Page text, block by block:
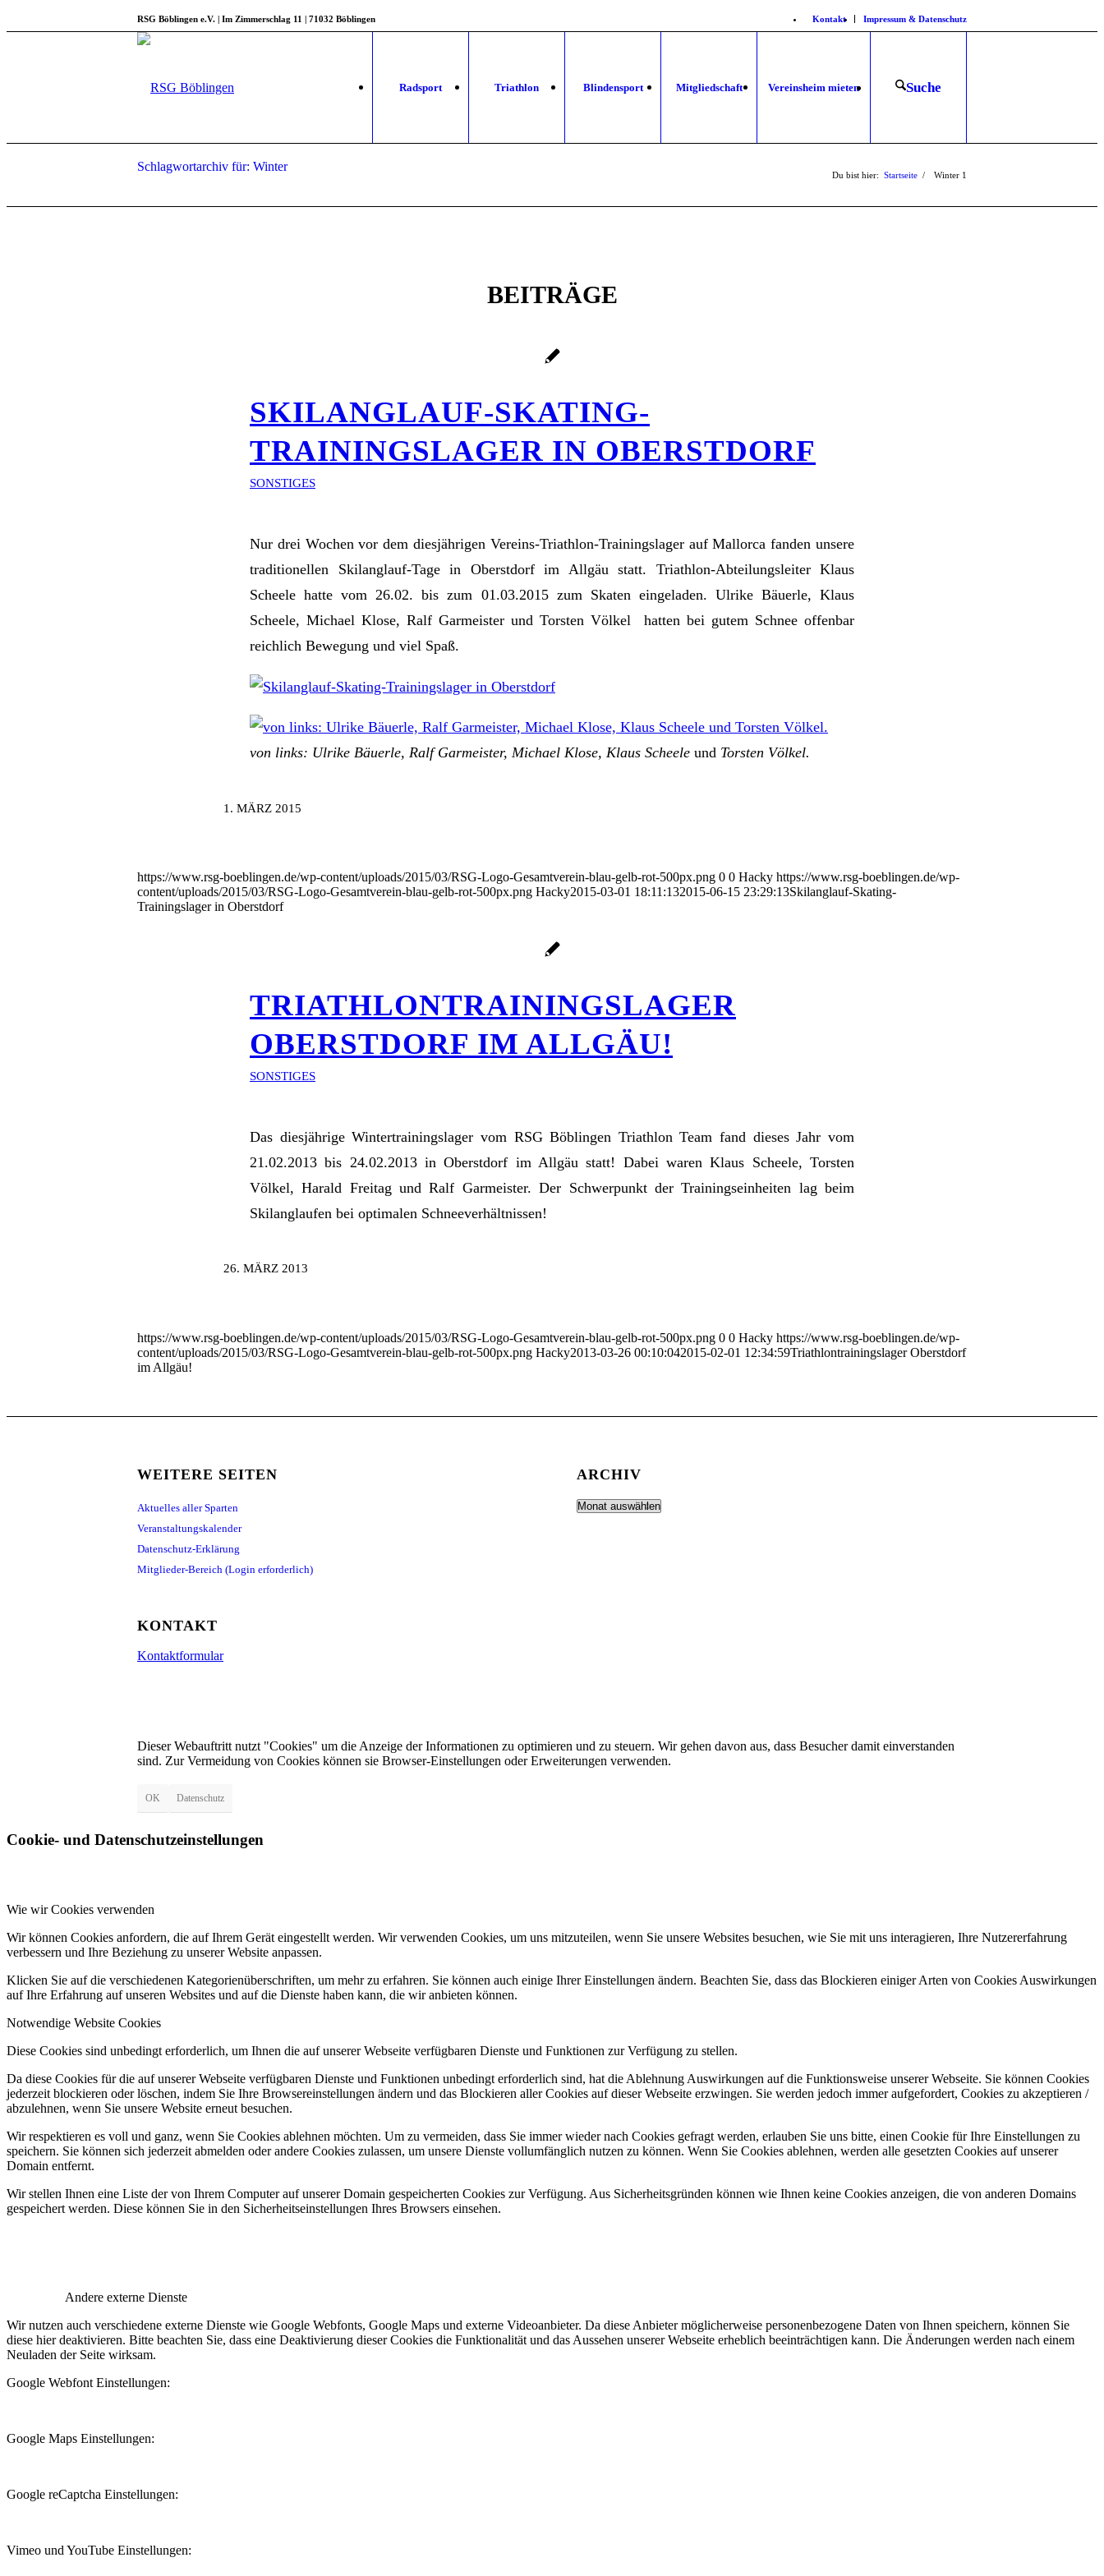
Kontakt Impressum & Datenschutz
RSG Böblingen e.V. | Im Zimmerschlag 11 | 71032 Böblingen
Radsport Triathlon Blindensport Mitgliedschaft Vereinsheim mieten Suche
Schlagwortarchiv für: Winter
Du bist hier: Startseite 1
/ Winter
BEITRÄGE
SKILANGLAUF-SKATING-
TRAININGSLAGER IN OBERSTDORF
SONSTIGES
Nur drei Wochen vor dem diesjährigen Vereins-Triathlon-Trainingslager auf Mallorca fanden unsere
traditionellen Skilanglauf-Tage in Oberstdorf im Allgäu statt. Triathlon-Abteilungsleiter Klaus
Scheele hatte vom 26.02. bis zum 01.03.2015 zum Skaten eingeladen. Ulrike Bäuerle, Klaus
Scheele, Michael Klose, Ralf Garmeister und Torsten Völkel hatten bei gutem Schnee offenbar
reichlich Bewegung und viel Spaß.
von links: Ulrike Bäuerle, Ralf Garmeister, Michael Klose, Klaus Scheele und Torsten Völkel.
1. MÄRZ 2015
https://www.rsg-boeblingen.de/wp-content/uploads/2015/03/RSG-Logo-Gesamtverein-blau-gelb-rot-500px.png 0 0 Hacky https://www.rsg-boeblingen.de/wp-
content/uploads/2015/03/RSG-Logo-Gesamtverein-blau-gelb-rot-500px.png Hacky2015-03-01 18:11:132015-06-15 23:29:13Skilanglauf-Skating-
Trainingslager in Oberstdorf
TRIATHLONTRAININGSLAGER
OBERSTDORF IM ALLGÄU!
SONSTIGES
Das diesjährige Wintertrainingslager vom RSG Böblingen Triathlon Team fand dieses Jahr vom
21.02.2013 bis 24.02.2013 in Oberstdorf im Allgäu statt! Dabei waren Klaus Scheele, Torsten
Völkel, Harald Freitag und Ralf Garmeister. Der Schwerpunkt der Trainingseinheiten lag beim
Skilanglaufen bei optimalen Schneeverhältnissen!
26. MÄRZ 2013
https://www.rsg-boeblingen.de/wp-content/uploads/2015/03/RSG-Logo-Gesamtverein-blau-gelb-rot-500px.png 0 0 Hacky https://www.rsg-boeblingen.de/wp-
content/uploads/2015/03/RSG-Logo-Gesamtverein-blau-gelb-rot-500px.png Hacky2013-03-26 00:10:042015-02-01 12:34:59Triathlontrainingslager Oberstdorf
im Allgäu!
WEITERE SEITEN
Aktuelles aller Sparten
Veranstaltungskalender
Datenschutz-Erklärung
Mitglieder-Bereich (Login erforderlich)
KONTAKT
Kontaktformular
ARCHIV
Dieser Webauftritt nutzt "Cookies" um die Anzeige der Informationen zu optimieren und zu steuern. Wir gehen davon aus, dass Besucher damit einverstanden
sind. Zur Vermeidung von Cookies können sie Browser-Einstellungen oder Erweiterungen verwenden.
OK Datenschutz
Cookie- und Datenschutzeinstellungen
Wie wir Cookies verwenden
Wir können Cookies anfordern, die auf Ihrem Gerät eingestellt werden. Wir verwenden Cookies, um uns mitzuteilen, wenn Sie unsere Websites besuchen, wie Sie mit uns interagieren, Ihre Nutzererfahrung
verbessern und Ihre Beziehung zu unserer Website anpassen.
Klicken Sie auf die verschiedenen Kategorienüberschriften, um mehr zu erfahren. Sie können auch einige Ihrer Einstellungen ändern. Beachten Sie, dass das Blockieren einiger Arten von Cookies Auswirkungen
auf Ihre Erfahrung auf unseren Websites und auf die Dienste haben kann, die wir anbieten können.
Notwendige Website Cookies
Diese Cookies sind unbedingt erforderlich, um Ihnen die auf unserer Webseite verfügbaren Dienste und Funktionen zur Verfügung zu stellen.
Da diese Cookies für die auf unserer Webseite verfügbaren Dienste und Funktionen unbedingt erforderlich sind, hat die Ablehnung Auswirkungen auf die Funktionsweise unserer Webseite. Sie können Cookies
jederzeit blockieren oder löschen, indem Sie Ihre Browsereinstellungen ändern und das Blockieren aller Cookies auf dieser Webseite erzwingen. Sie werden jedoch immer aufgefordert, Cookies zu akzeptieren /
abzulehnen, wenn Sie unsere Website erneut besuchen.
Wir respektieren es voll und ganz, wenn Sie Cookies ablehnen möchten. Um zu vermeiden, dass Sie immer wieder nach Cookies gefragt werden, erlauben Sie uns bitte, einen Cookie für Ihre Einstellungen zu
speichern. Sie können sich jederzeit abmelden oder andere Cookies zulassen, um unsere Dienste vollumfänglich nutzen zu können. Wenn Sie Cookies ablehnen, werden alle gesetzten Cookies auf unserer
Domain entfernt.
Wir stellen Ihnen eine Liste der von Ihrem Computer auf unserer Domain gespeicherten Cookies zur Verfügung. Aus Sicherheitsgründen können wie Ihnen keine Cookies anzeigen, die von anderen Domains
gespeichert werden. Diese können Sie in den Sicherheitseinstellungen Ihres Browsers einsehen.
Andere externe Dienste
Wir nutzen auch verschiedene externe Dienste wie Google Webfonts, Google Maps und externe Videoanbieter. Da diese Anbieter möglicherweise personenbezogene Daten von Ihnen speichern, können Sie
diese hier deaktivieren. Bitte beachten Sie, dass eine Deaktivierung dieser Cookies die Funktionalität und das Aussehen unserer Webseite erheblich beeinträchtigen kann. Die Änderungen werden nach einem
Neuladen der Seite wirksam.
Google Webfont Einstellungen:
Google Maps Einstellungen:
Google reCaptcha Einstellungen:
Vimeo und YouTube Einstellungen: